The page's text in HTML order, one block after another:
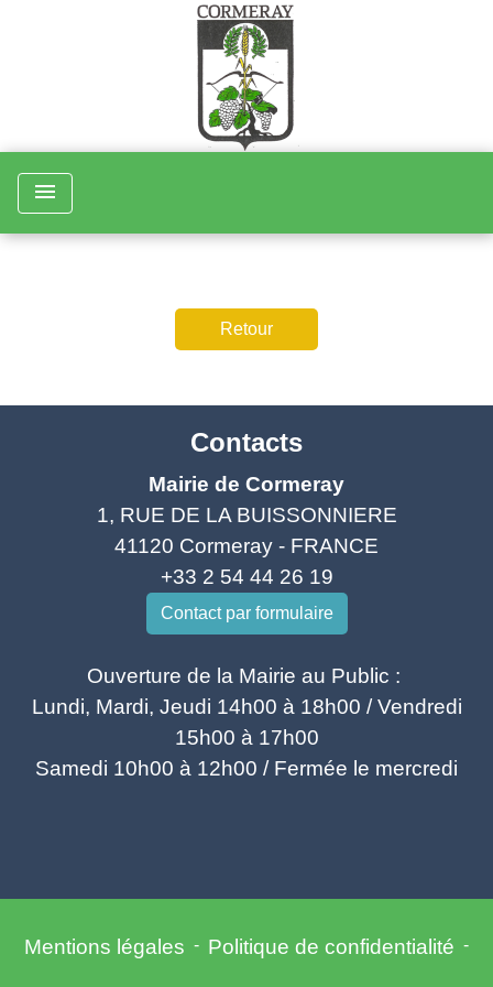
menu
Retour
Contacts
Mairie de Cormeray
1, RUE DE LA BUISSONNIERE
41120 Cormeray - FRANCE
+33 2 54 44 26 19
Contact par formulaire
Ouverture de la Mairie au Public :
Lundi, Mardi, Jeudi 14h00 à 18h00 / Vendredi
15h00 à 17h00
Samedi 10h00 à 12h00 / Fermée le mercredi
Mentions légales - Politique de confidentialité -